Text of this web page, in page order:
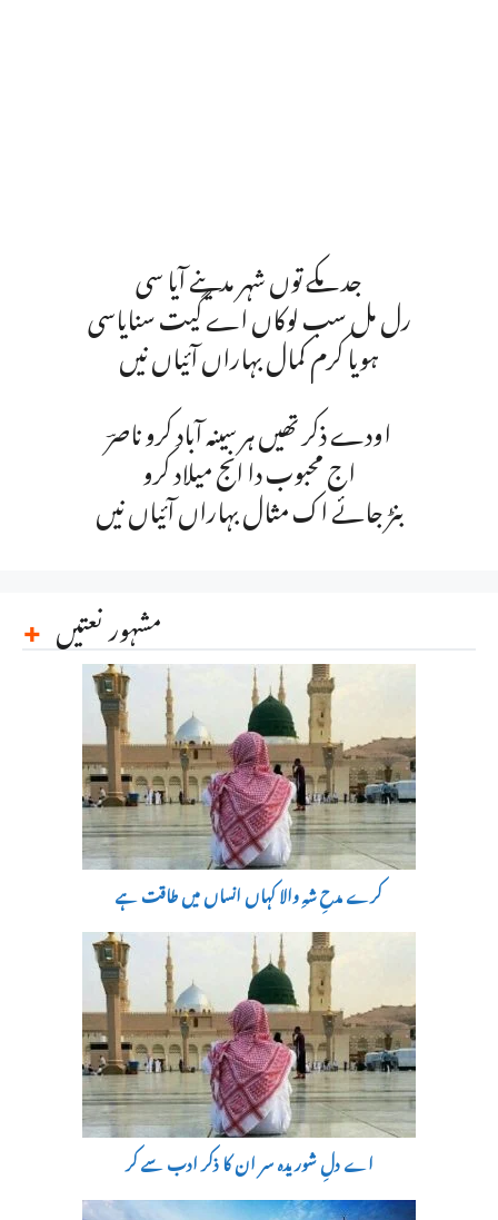
جد مکے توں شہر مدینے آیا سی
رل مل سب لوکاں اے گیت سنایاسی
ہویا کرم کمال بہاراں آئیاں نیں
اودے ذکر تھیں ہر سینہ آباد کرو ناصرؔ
اج محبوب دا انج میلاد کرو
بنڑ جائے اک مثال بہاراں آئیاں نیں
مشہور نعتیں
کرے مدحِ شہِ والا کہاں انساں میں طاقت ہے
اے دلِ شوریدہ سر ان کا ذکر ادب سے کر